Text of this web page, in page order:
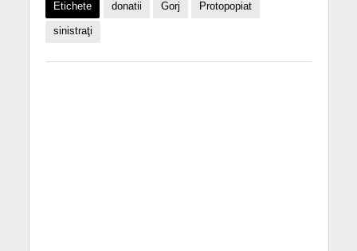
Etichete donatii Gorj Protopopiat
sinistraţi